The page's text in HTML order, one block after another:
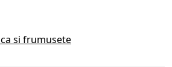
si frumusete